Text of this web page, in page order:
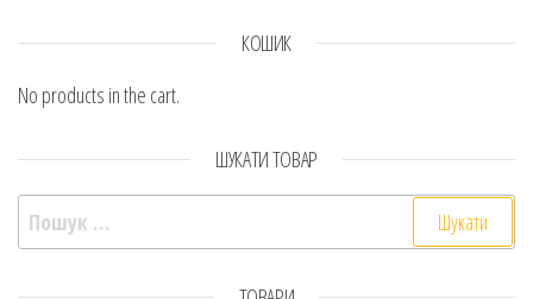
КОШИК
No products in the cart.
ШУКАТИ ТОВАР
Пошук: